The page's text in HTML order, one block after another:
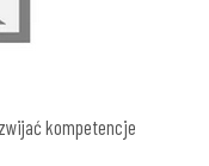
kompetencje